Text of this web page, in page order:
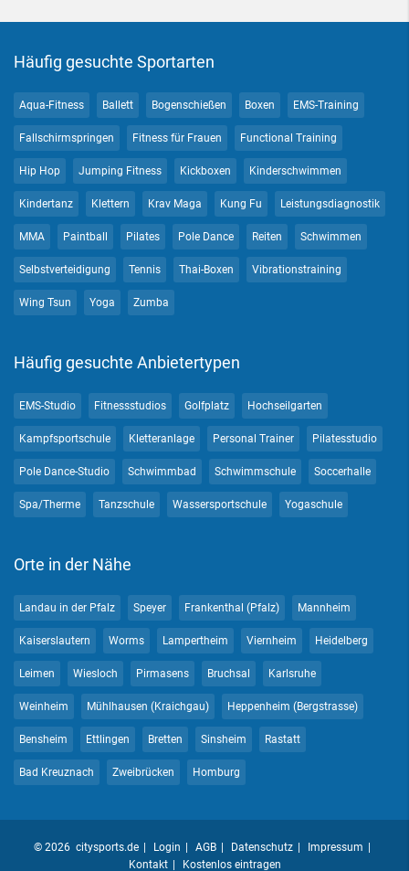
Häufig gesuchte Sportarten
Aqua-Fitness Ballett Bogenschießen Boxen EMS-Training
Fallschirmspringen Fitness für Frauen Functional Training
Hip Hop Jumping Fitness Kickboxen Kinderschwimmen
Kindertanz Klettern Krav Maga Kung Fu Leistungsdiagnostik
MMA Paintball Pilates Pole Dance Reiten Schwimmen
Selbstverteidigung Tennis Thai-Boxen Vibrationstraining
Wing Tsun Yoga Zumba
Häufig gesuchte Anbietertypen
EMS-Studio Fitnessstudios Golfplatz Hochseilgarten
Kampfsportschule Kletteranlage Personal Trainer Pilatesstudio
Pole Dance-Studio Schwimmbad Schwimmschule Soccerhalle
Spa/Therme Tanzschule Wassersportschule Yogaschule
Orte in der Nähe
Landau in der Pfalz Speyer Frankenthal (Pfalz) Mannheim
Kaiserslautern Worms Lampertheim Viernheim Heidelberg
Leimen Wiesloch Pirmasens Bruchsal Karlsruhe
Weinheim Mühlhausen (Kraichgau) Heppenheim (Bergstrasse)
Bensheim Ettlingen Bretten Sinsheim Rastatt
Bad Kreuznach Zweibrücken Homburg
© 2026 citysports.de Login AGB Datenschutz
Impressum
Kontakt
Kostenlos eintragen